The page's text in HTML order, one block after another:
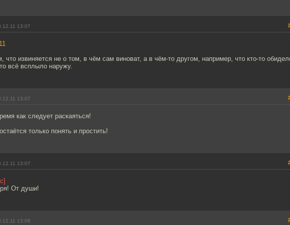
13:07
что извиняется не о том, в чём сам виноват, а в чём-то другом, например, что кто-то
всё всплыло наружу.
13:07
как следует раскаяться!
только понять и простить!
13:07
От души!
13:08